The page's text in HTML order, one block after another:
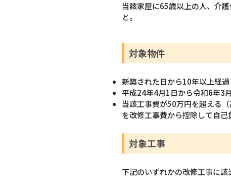
当該家屋に65歳以上の人、介
と。
対象物件
新築された日から10年以上経
平成24年4月1日から令和6年3
当該工事費が50万円を超える
を改修工事費から控除して自己
対象工事
下記のいずれかの改修工事に該